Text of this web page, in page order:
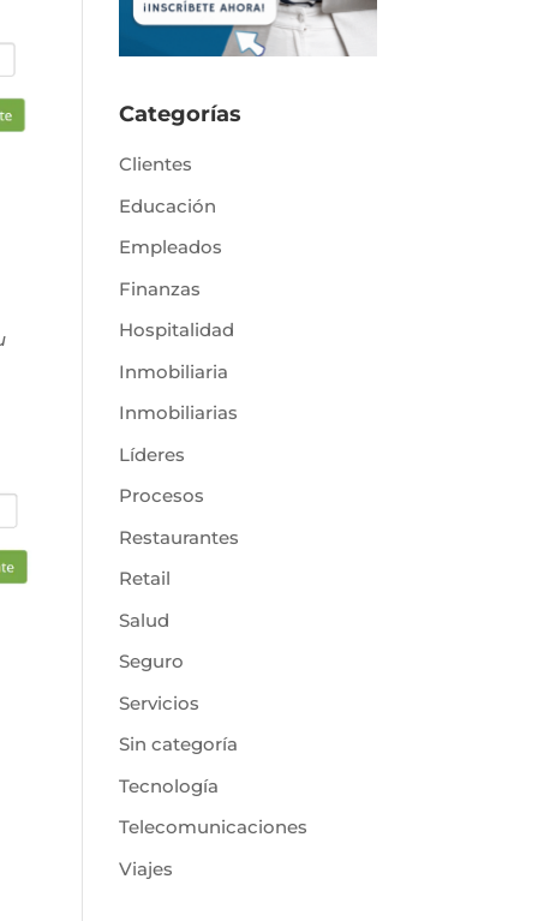
Categorías
Clientes
Educación
Empleados
Finanzas
Hospitalidad
Inmobiliaria
Inmobiliarias
Líderes
Procesos
Restaurantes
Retail
Salud
Seguro
Servicios
Sin categoría
Tecnología
Telecomunicaciones
Viajes